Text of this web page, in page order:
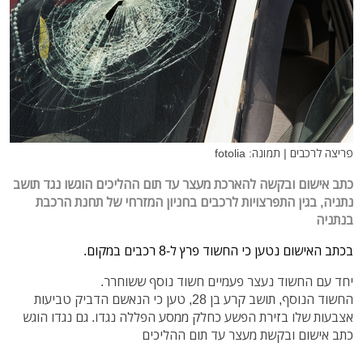
פריצה לרכבים | תמונה: fotolia
כתב אישום ובקשה להארכת מעצר עד תום ההליכים הוגשו נגד תושב
נתניה, בגין התפרצויות לרכבים בחניון המזרחי של תחנת הרכבת
בנתניה
בכתב האישום נטען כי החשוד פרץ ל-8 רכבים במקום.
יחד עם החשוד נעצר פעמיים חשוד נוסף ששוחרר.
החשוד הנוסף, תושב קרע בן 28, טען כי הנאשם הדביק טביעות
אצבעות שלו בזירת הפשע כחלק ממסע הפללה נגדו. גם נגדו הוגש
כתב אישום ובקשת מעצר עד תום ההליכים